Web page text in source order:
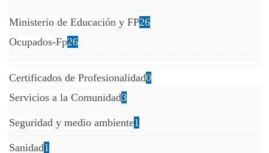
Ministerio de Educación y FP26
Ocupados-Fp26
Certificados de Profesionalidad0
Servicios a la Comunidad3
Seguridad y medio ambiente1
Sanidad1